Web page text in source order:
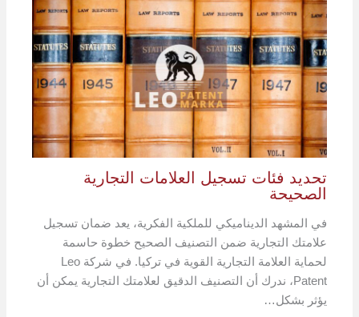
تحديد فئات تسجيل العلامات التجارية
الصحيحة
في المشهد الديناميكي للملكية الفكرية، يعد ضمان تسجيل
علامتك التجارية ضمن التصنيف الصحيح خطوة حاسمة
لحماية العلامة التجارية القوية في تركيا. في شركة Leo
Patent، ندرك أن التصنيف الدقيق لعلامتك التجارية يمكن أن
يؤثر بشكل…